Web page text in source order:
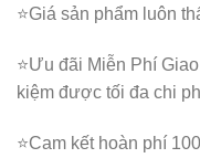
⭐️Giá sản phẩm luôn
⭐️Ưu đãi Miễn Phí
kiệm được tối đa chi
⭐️Cam kết hoàn phí